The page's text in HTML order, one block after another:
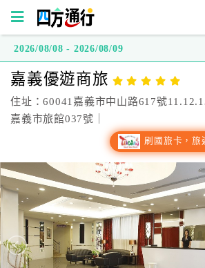
方
通
行
台
灣
訂
房
2026/08/08 - 2026/08/09
嘉義優遊商旅
住址：60041嘉義市中山路617號
嘉義市旅館037號｜
刷國旅卡，旅